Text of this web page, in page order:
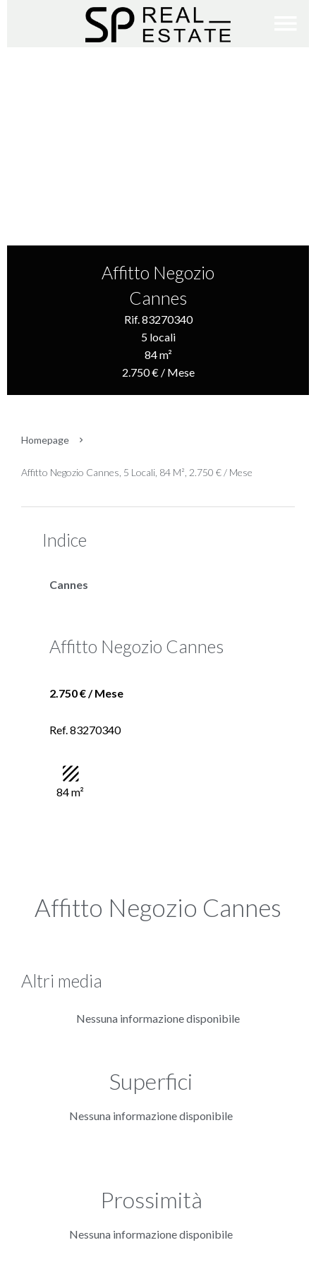
Affitto Negozio
Cannes
Rif. 83270340
5 locali
84 m²
2.750 € / Mese
Homepage
Affitto Negozio Cannes, 5 Locali, 84 M², 2.750 € / Mese
Indice
Cannes
Affitto Negozio Cannes
2.750 € / Mese
Ref. 83270340
84 m²
Affitto Negozio Cannes
Altri media
Nessuna informazione disponibile
Superfici
Nessuna informazione disponibile
Prossimità
Nessuna informazione disponibile